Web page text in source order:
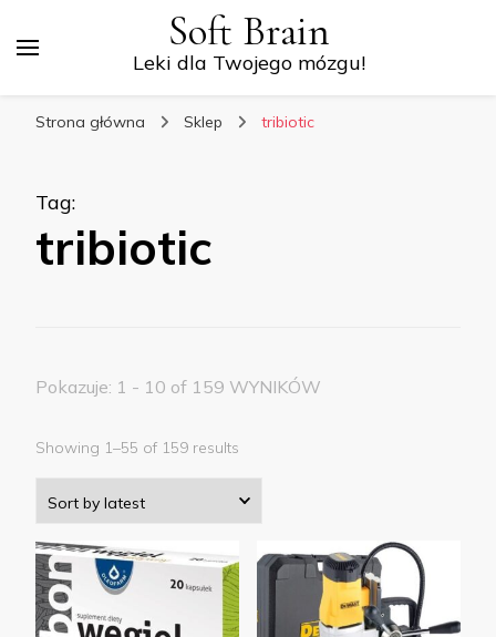
Soft Brain
Leki dla Twojego mózgu!
Strona główna Sklep tribiotic
Tag:
tribiotic
Pokazuje: 1 - 10 of 159 WYNIKÓW
Showing 1–55 of 159 results